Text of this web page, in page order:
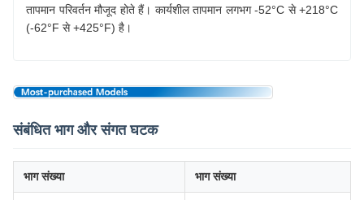
तापमान परिवर्तन मौजूद होते हैं। कार्यशील तापमान लगभग -52°C से +218°C
(-62°F से +425°F) है।
संबंधित भाग और संगत घटक
भाग संख्या भाग संख्या